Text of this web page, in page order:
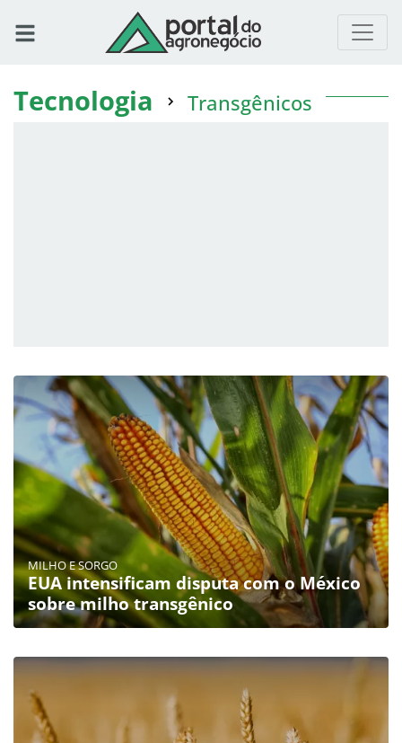
Tecnologia Transgênicos
MILHO E SORGO
EUA intensificam disputa com o México
sobre milho transgênico